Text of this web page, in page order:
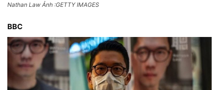
Nathan Law Ảnh :GETTY IMAGES
BBC